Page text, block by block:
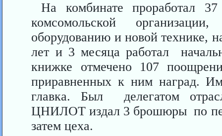
На комбинате проработал
комсомольской
оборудованию и новой технике,
лет и 3 месяца работал
книжке отмечено 107
приравненных к ним наград.
главка. Был делегатом
ЦНИЛОТ издал 3 брошюры по
затем цеха.